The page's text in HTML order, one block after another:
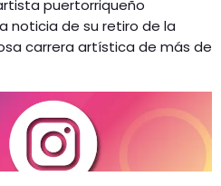
puertorriqueño
noticia de su retiro de la
carrera artística de más de